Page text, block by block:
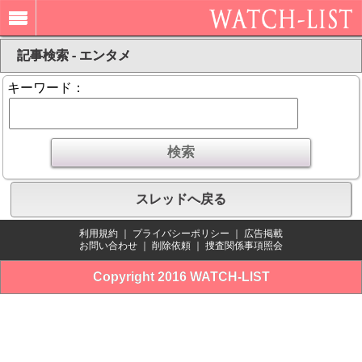
記事検索 - エンタメ
キーワード：
スレッドへ戻る
利用規約 プライバシーポリシー
広告掲載
お問い合わせ
削除依頼 捜査関係事項照会
Copyright 2016 WATCH-LIST